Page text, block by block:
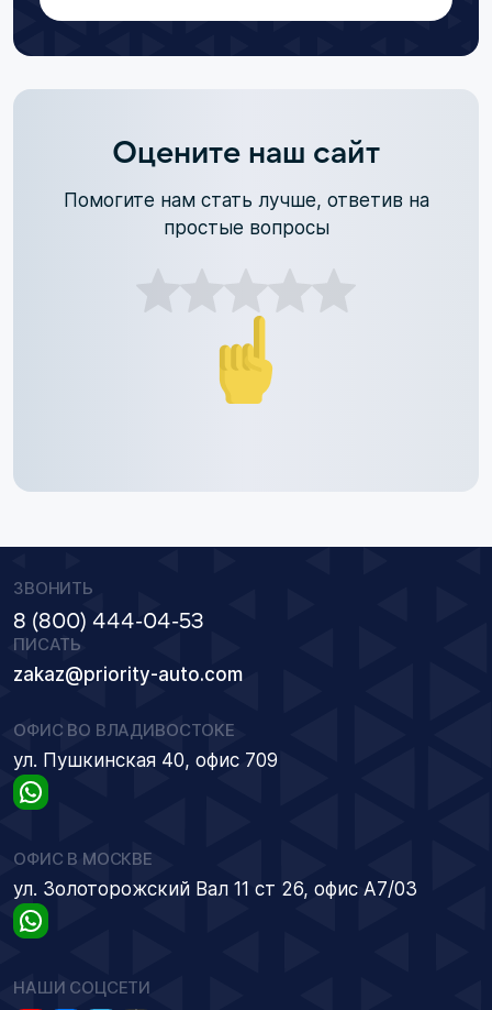
Оцените наш сайт
Помогите нам стать лучше, ответив на
простые вопросы
ЗВОНИТЬ
8 (800) 444-04-53
ПИСАТЬ
zakaz@priority-auto.com
ОФИС ВО ВЛАДИВОСТОКЕ
ул. Пушкинская 40, офис 709
ОФИС В МОСКВЕ
ул. Золоторожский Вал 11 ст 26, офис А7/03
НАШИ СОЦСЕТИ